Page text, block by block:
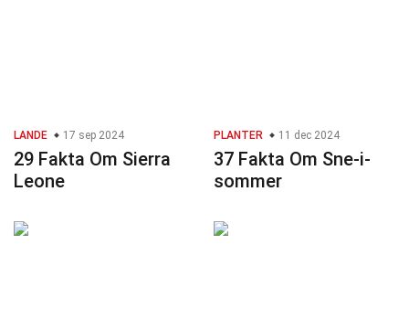
LANDE 17 sep 2024
29 Fakta Om Sierra
Leone
PLANTER 11 dec 2024
37 Fakta Om Sne-i-
sommer